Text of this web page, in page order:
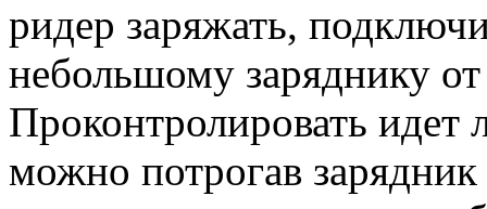
ридер заряжать,
небольшому заряднику
Проконтролировать идет
можно потрогав